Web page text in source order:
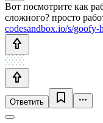
Вот посмотрите как
сложного? просто
codesandbox.io/s/
Ответить